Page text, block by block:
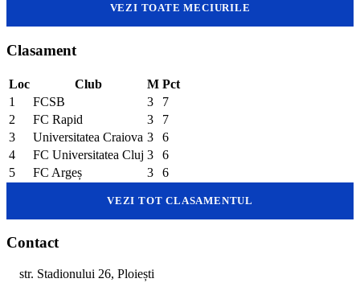
VEZI TOATE MECIURILE
Clasament
Loc Club M Pct
1
FCSB 3
7
2
FC Rapid 3
7
3
Universitatea Craiova 3
6
4
FC Universitatea Cluj 3
6
5
FC Argeș 3 6
VEZI TOT CLASAMENTUL
Contact
str. Stadionului 26, Ploiești